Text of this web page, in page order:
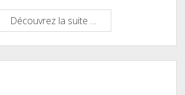
Découvrez la suite …
vignobles
a
visiter